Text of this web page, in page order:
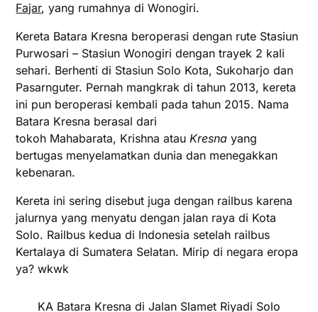
Fajar, yang rumahnya di Wonogiri.
Kereta Batara Kresna beroperasi dengan rute Stasiun
Purwosari – Stasiun Wonogiri dengan trayek 2 kali
sehari. Berhenti di Stasiun Solo Kota, Sukoharjo dan
Pasarnguter. Pernah mangkrak di tahun 2013, kereta
ini pun beroperasi kembali pada tahun 2015. Nama
Batara Kresna berasal dari
tokoh Mahabarata, Krishna atauKresna yang
bertugas menyelamatkan dunia dan menegakkan
kebenaran.
Kereta ini sering disebut juga dengan railbus karena
jalurnya yang menyatu dengan jalan raya di Kota
Solo. Railbus kedua di Indonesia setelah railbus
Kertalaya di Sumatera Selatan. Mirip di negara eropa
ya? wkwk
KA Batara Kresna di Jalan Slamet Riyadi Solo